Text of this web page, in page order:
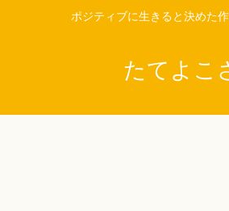
ポジティブに生きると決めた
たてよこ